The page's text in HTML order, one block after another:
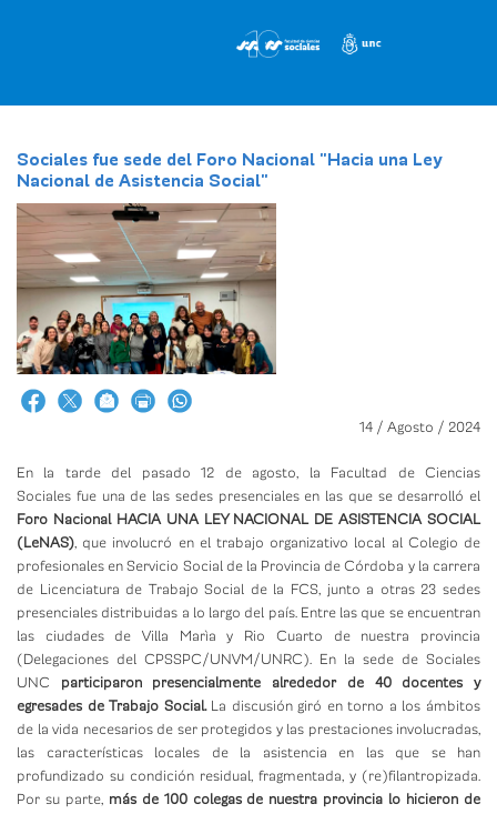
Sociales fue sede del Foro Nacional "Hacia una Ley
Nacional de Asistencia Social"
14 / Agosto / 2024
En la tarde del pasado 12 de agosto, la Facultad de Ciencias
Sociales fue una de las sedes presenciales en las que se desarrolló el
Foro Nacional HACIA UNA LEY NACIONAL DE ASISTENCIA SOCIAL
(LeNAS), que involucró en el trabajo organizativo local al Colegio de
profesionales en Servicio Social de la Provincia de Córdoba y la carrera
de Licenciatura de Trabajo Social de la FCS, junto a otras 23 sedes
presenciales distribuidas a lo largo del país. Entre las que se encuentran
las ciudades de Villa Marìa y Rio Cuarto de nuestra provincia
(Delegaciones del CPSSPC/UNVM/UNRC). En la sede de Sociales
UNC participaron presencialmente alrededor de 40 docentes y
egresades de Trabajo Social. La discusión giró en torno a los ámbitos
de la vida necesarios de ser protegidos y las prestaciones involucradas,
las características locales de la asistencia en las que se han
profundizado su condición residual, fragmentada, y (re)filantropizada.
Por su parte, más de 100 colegas de nuestra provincia lo hicieron de